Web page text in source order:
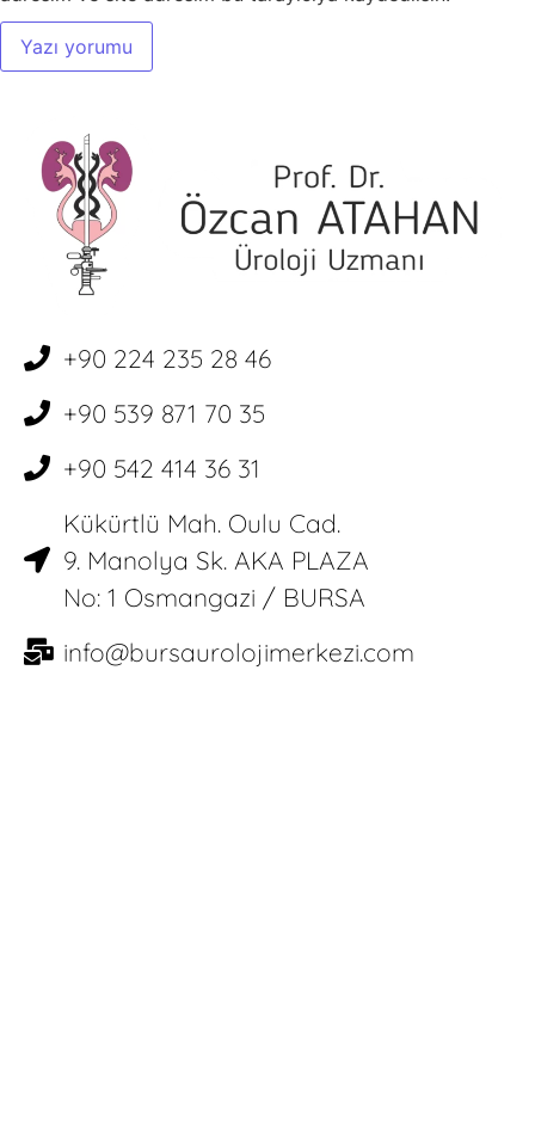
+90 224 235 28 46
+90 539 871 70 35
+90 542 414 36 31
Kükürtlü Mah. Oulu Cad.
9. Manolya Sk. AKA PLAZA
No: 1 Osmangazi / BURSA
info@bursaurolojimerkezi.com